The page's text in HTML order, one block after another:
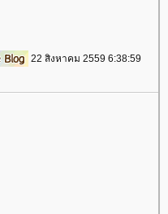
22 สิงหาคม 2559 6:38:59